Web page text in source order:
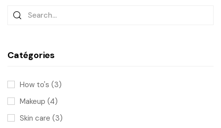
Catégories
How to's (3)
Makeup (4)
Skin care (3)